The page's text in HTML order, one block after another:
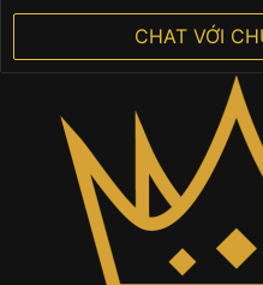
CHAT VỚI